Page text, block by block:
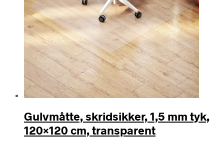
Gulvmåtte, skridsikker, 1,5 mm tyk,
120×120 cm, transparent